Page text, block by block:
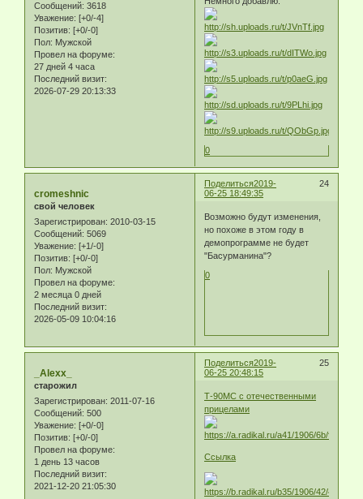
Сообщений: 3618
Уважение: [+0/-4]
Позитив: [+0/-0]
Пол: Мужской
Провел на форуме:
27 дней 4 часа
Последний визит:
2026-07-29 20:13:33
0
Поделиться 24
2019-
06-25 18:49:35
cromeshnic
свой человек
Зарегистрирован: 2010-03-15
Сообщений: 5069
Уважение: [+1/-0]
Позитив: [+0/-0]
Пол: Мужской
Провел на форуме:
2 месяца 0 дней
Последний визит:
2026-05-09 10:04:16
Возможно будут изменения,
но похоже в этом году в
демопрограмме не будет
"Басурманина"?
0
Поделиться 25
2019-
06-25 20:48:15
_Alexx_
старожил
Зарегистрирован: 2011-07-16
Сообщений: 500
Уважение: [+0/-0]
Позитив: [+0/-0]
Провел на форуме:
1 день 13 часов
Последний визит:
2021-12-20 21:05:30
Т-90МС с отечественными
прицелами
Ссылка